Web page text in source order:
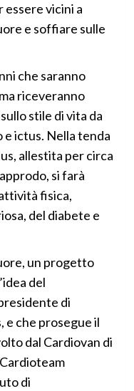
vicini a
e soffiare sulle
che saranno
riceveranno
stile di vita da
ictus. Nella tenda
allestita per circa
si farà
fisica,
del diabete e
un progetto
del
di
e che prosegue il
dal Cardiovan di
di